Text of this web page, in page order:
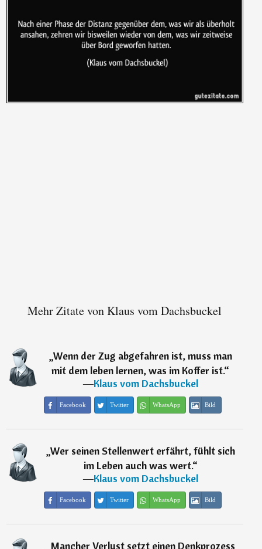
Mehr Zitate von Klaus vom Dachsbuckel
„Wenn der Zug abgefahren ist, muss man
mit dem leben lernen, was im Koffer ist.“
―Klaus vom Dachsbuckel
Facebook Twitter WhatsApp Bild
„Wer seinen Stellenwert erfährt, fühlt sich
im Leben auch was wert.“
―Klaus vom Dachsbuckel
Facebook Twitter WhatsApp Bild
„Mancher Verlust setzt einen Denkprozess